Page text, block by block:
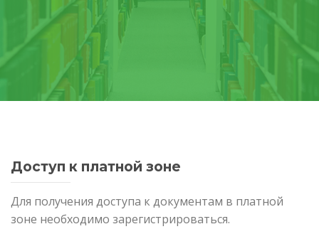
Доступ к платной зоне
Для получения доступа к документам в платной
зоне необходимо зарегистрироваться.